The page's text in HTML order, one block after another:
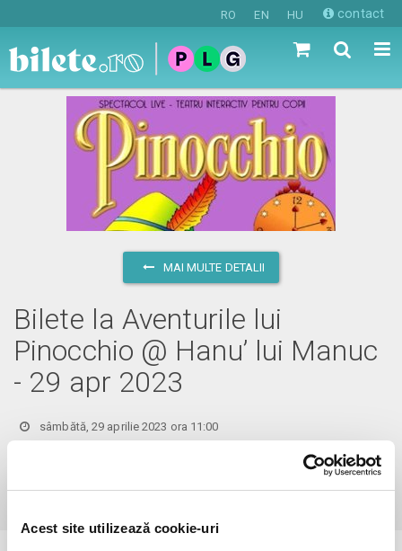
Acest site utilizează cookie-uri
RO EN HU contact
MAI MULTE DETALII
Bilete la Aventurile lui
Pinocchio @ Hanu’ lui Manuc
- 29 apr 2023
sâmbătă, 29 aprilie 2023 ora 11:00